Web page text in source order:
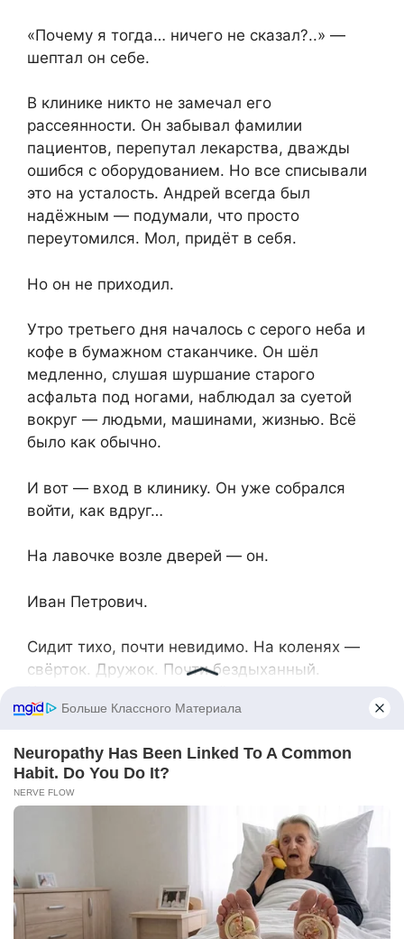
«Почему я тогда… ничего не сказал?..» —
шептал он себе.
В клинике никто не замечал его
рассеянности. Он забывал фамилии
пациентов, перепутал лекарства, дважды
ошибся с оборудованием. Но все списывали
это на усталость. Андрей всегда был
надёжным — подумали, что просто
переутомился. Мол, придёт в себя.
Но он не приходил.
Утро третьего дня началось с серого неба и
кофе в бумажном стаканчике. Он шёл
медленно, слушая шуршание старого
асфальта под ногами, наблюдал за суетой
вокруг — людьми, машинами, жизнью. Всё
было как обычно.
И вот — вход в клинику. Он уже собрался
войти, как вдруг…
На лавочке возле дверей — он.
Иван Петрович.
Сидит тихо, почти невидимо. На коленях —
свёрток. Дружок. Почти бездыханный.
пледом, еле-еле вздыхает.
Рядом женщина с котом в переноске что-то
говорит, но Андрей не слышит. Его внимание
целиком занято голосом старика. Тихий,
— Он у нас появился, когда дети уехали…
Жена его как родного приняла. Я сначала
ворчал — мол, шерсть, шум. А потом…